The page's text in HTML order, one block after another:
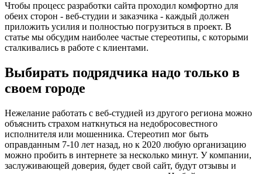
Чтобы процесс разработки сайта проходил комфортно для
обеих сторон - веб-студии и заказчика - каждый должен
приложить усилия и полностью погрузиться в проект. В
статье мы обсудим наиболее частые стереотипы, с которыми
сталкивались в работе с клиентами.
Выбирать подрядчика надо только в
своем городе
Нежелание работать с веб-студией из другого региона можно
объяснить страхом наткнуться на недобросовестного
исполнителя или мошенника. Стереотип мог быть
оправданным 7-10 лет назад, но к 2020 любую организацию
можно пробить в интернете за несколько минут. У компании,
заслуживающей доверия, будет свой сайт, будут отзывы и